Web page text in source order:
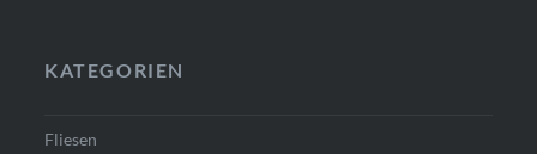
KATEGORIEN
Fliesen